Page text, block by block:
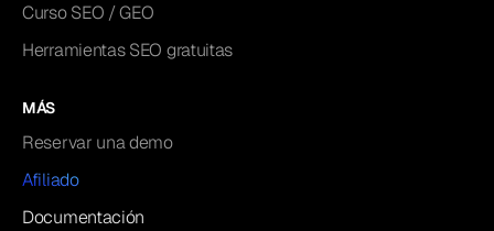
Curso SEO / GEO
Herramientas SEO gratuitas
MÁS
Reservar una demo
Afiliado
Documentación